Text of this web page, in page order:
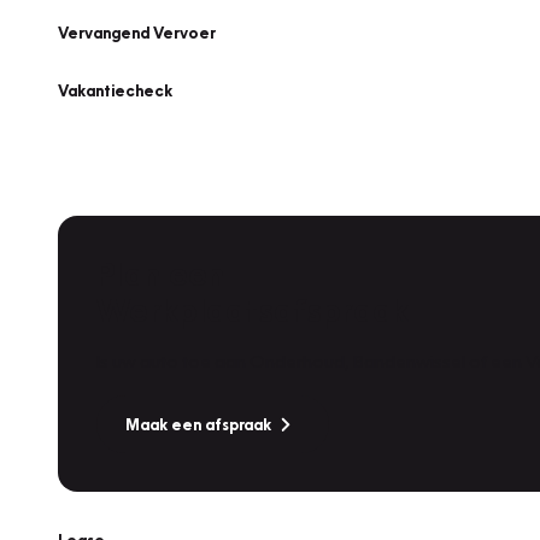
Vervangend Vervoer
Vakantiecheck
Maak een afspraak